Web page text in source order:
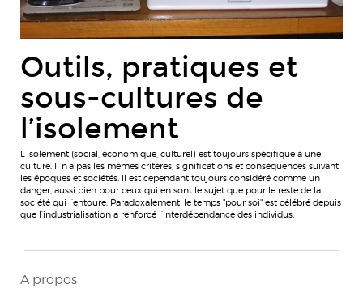
Outils, pratiques et
sous-cultures de
l’isolement
L’isolement (social, économique, culturel) est toujours spécifique à une
culture. Il n’a pas les mêmes critères, significations et conséquences suivant
les époques et sociétés. Il est cependant toujours considéré comme un
danger, aussi bien pour ceux qui en sont le sujet que pour le reste de la
société qui l’entoure. Paradoxalement, le temps "pour soi" est célébré depuis
que l’industrialisation a renforcé l’interdépendance des individus.
A propos